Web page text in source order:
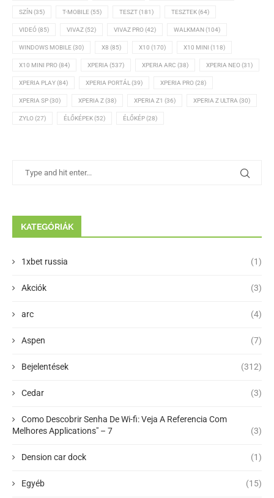
SZÍN(35) T-MOBILE(55) TESZT(181) TESZTEK(64)
VIDEÓ(85) VIVAZ(52) VIVAZ PRO(42) WALKMAN(104)
WINDOWS MOBILE(30) X8 (85) X10 (170) X10 MINI (118)
X10 MINI PRO(84) XPERIA (537) XPERIA ARC (38) XPERIA NEO(31)
XPERIA PLAY(84) XPERIA PORTÁL(39) XPERIA PRO(28)
XPERIA SP(30) XPERIA Z(38) XPERIA Z1 (36) XPERIA Z ULTRA (30)
ZYLO(27) ÉLŐKÉPEK(52) ÉLŐKÉP(28)
KATEGÓRIÁK
1xbet russia (1)
Akciók (3)
arc (4)
Aspen (7)
Bejelentések (312)
Cedar (3)
Como Descobrir Senha De Wi-fi: Veja A Referencia Com
Melhores Applications" – 7
(3)
Dension car dock (1)
Egyéb (15)